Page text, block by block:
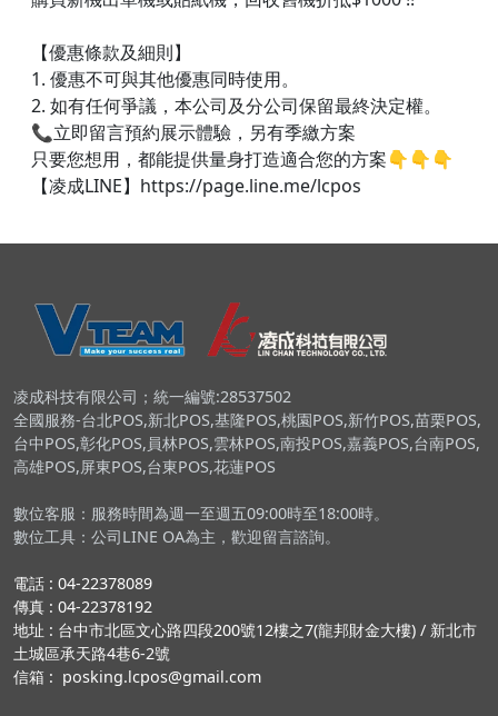
【優惠條款及細則】
1. 優惠不可與其他優惠同時使用。
2. 如有任何爭議，本公司及分公司保留最終決定權。
📞立即留言預約展示體驗，另有季繳方案
只要您想用，都能提供量身打造適合您的方案👇👇👇​
【凌成LINE】https://page.line.me/lcpos
凌成科技有限公司；統一編號:28537502
全國服務-台北POS,新北POS,基隆POS,桃園POS,新竹POS,苗栗POS,
台中POS,彰化POS,員林POS,雲林POS,南投POS,嘉義POS,台南POS,
高雄POS,屏東POS,台東POS,花蓮POS
數位客服：服務時間為週一至週五09:00時至18:00時。
數位工具：公司LINE OA為主，歡迎留言諮詢。
電話 : 04-22378089
傳真 : 04-22378192
地址 : 台中市北區文心路四段200號12樓之7(龍邦財金大樓) / 新北市
土城區承天路4巷6-2號
信箱 : posking.lcpos@gmail.com